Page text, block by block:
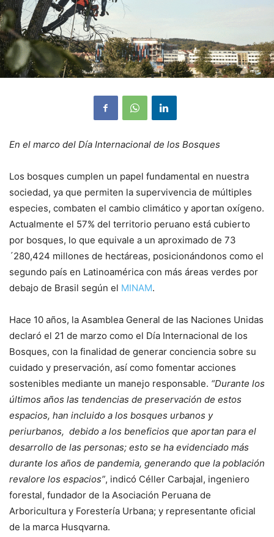
En el marco del Día Internacional de los Bosques
Los bosques cumplen un papel fundamental en nuestra
sociedad, ya que permiten la supervivencia de múltiples
especies, combaten el cambio climático y aportan oxígeno.
Actualmente el 57% del territorio peruano está cubierto
por bosques, lo que equivale a un aproximado de 73
´280,424 millones de hectáreas, posicionándonos como el
segundo país en Latinoamérica con más áreas verdes por
debajo de Brasil según el MINAM.
Hace 10 años, la Asamblea General de las Naciones Unidas
declaró el 21 de marzo como el Día Internacional de los
Bosques, con la finalidad de generar conciencia sobre su
cuidado y preservación, así como fomentar acciones
sostenibles mediante un manejo responsable. “Durante los
últimos años las tendencias de preservación de estos
espacios, han incluido a los bosques urbanos y
periurbanos, debido a los beneficios que aportan para el
desarrollo de las personas; esto se ha evidenciado más
durante los años de pandemia, generando que la población
revalore los espacios”, indicó Céller Carbajal, ingeniero
forestal, fundador de la Asociación Peruana de
Arboricultura y Forestería Urbana; y representante oficial
de la marca Husqvarna.